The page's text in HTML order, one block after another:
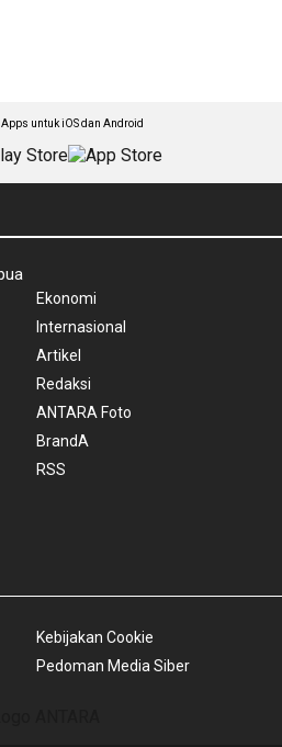
untuk iOS dan Android
Ekonomi
Internasional
Artikel
Redaksi
ANTARA Foto
BrandA
RSS
Kebijakan Cookie
Pedoman Media Siber